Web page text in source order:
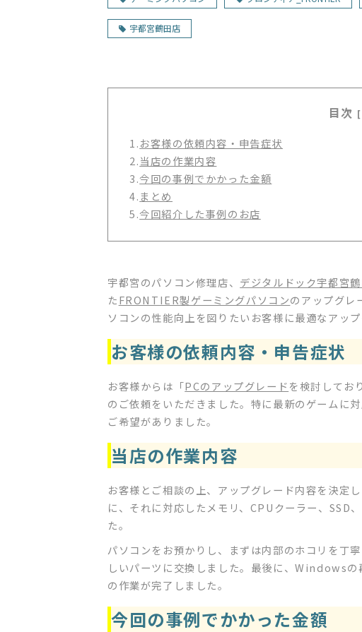
宇都宮鶴田店
目次
1.お客様の依頼内容・申告症状
2.当店の作業内容
3.今回の事例でかかった金額
4.まとめ
5.今回紹介した事例のお店
宇都宮のパソコン修理店、 デジタルドック宇都宮
たFRONTIER製ゲーミングパソコンのアップグレ
ソコンの性能向上を図りたいお客様に最適なアッ
お客様の依頼内容・申告症状
お客様からは「PCのアップグレードを検討してお
のご依頼をいただきました。特に最新のゲームに
ご希望がありました。
当店の作業内容
お客様とご相談の上、アップグレード内容を決定
に、それに対応したメモリ、CPUクーラー、SSD
た。
パソコンをお預かりし、まずは内部のホコリを丁
しいパーツに交換しました。最後に、Windows
の作業が完了しました。
今回の事例でかかった金額